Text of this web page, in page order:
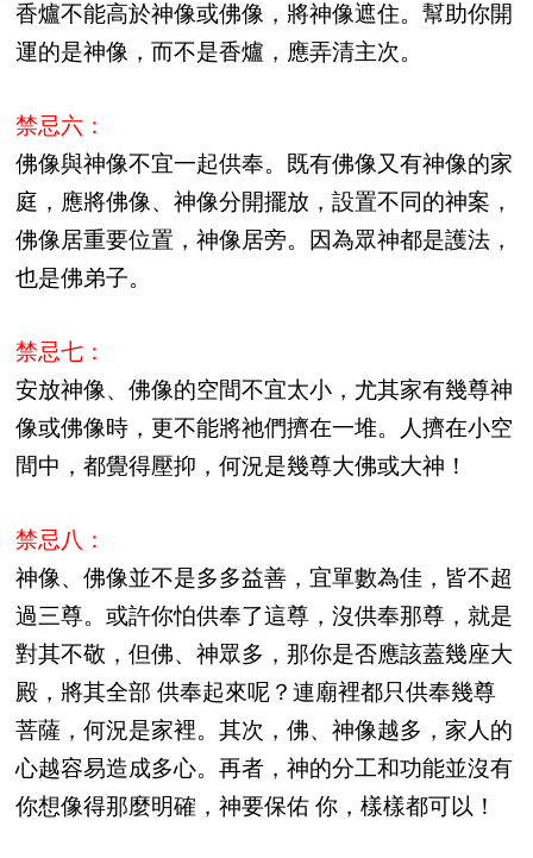
香爐不能高於神像或佛像，將神像遮住。幫助你開
運的是神像，而不是香爐，應弄清主次。
禁忌六：
佛像與神像不宜一起供奉。既有佛像又有神像的家
庭，應將佛像、神像分開擺放，設置不同的神案，
佛像居重要位置，神像居旁。因為眾神都是護法，
也是佛弟子。
禁忌七：
安放神像、佛像的空間不宜太小，尤其家有幾尊神
像或佛像時，更不能將祂們擠在一堆。人擠在小空
間中，都覺得壓抑，何況是幾尊大佛或大神！
禁忌八：
神像、佛像並不是多多益善，宜單數為佳，皆不超
過三尊。或許你怕供奉了這尊，沒供奉那尊，就是
對其不敬，但佛、神眾多，那你是否應該蓋幾座大
殿，將其全部 供奉起來呢？連廟裡都只供奉幾尊
菩薩，何況是家裡。其次，佛、神像越多，家人的
心越容易造成多心。再者，神的分工和功能並沒有
你想像得那麼明確，神要保佑 你，樣樣都可以！